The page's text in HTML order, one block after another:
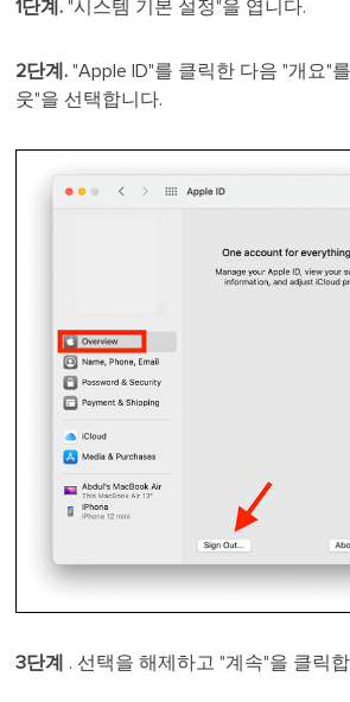
1단계. "시스템 기본 설정"을 엽니다.
2단계. "Apple ID"를 클릭한 다음 "개요"
웃"을 선택합니다.
3단계 . 선택을 해제하고 "계속"을 클릭